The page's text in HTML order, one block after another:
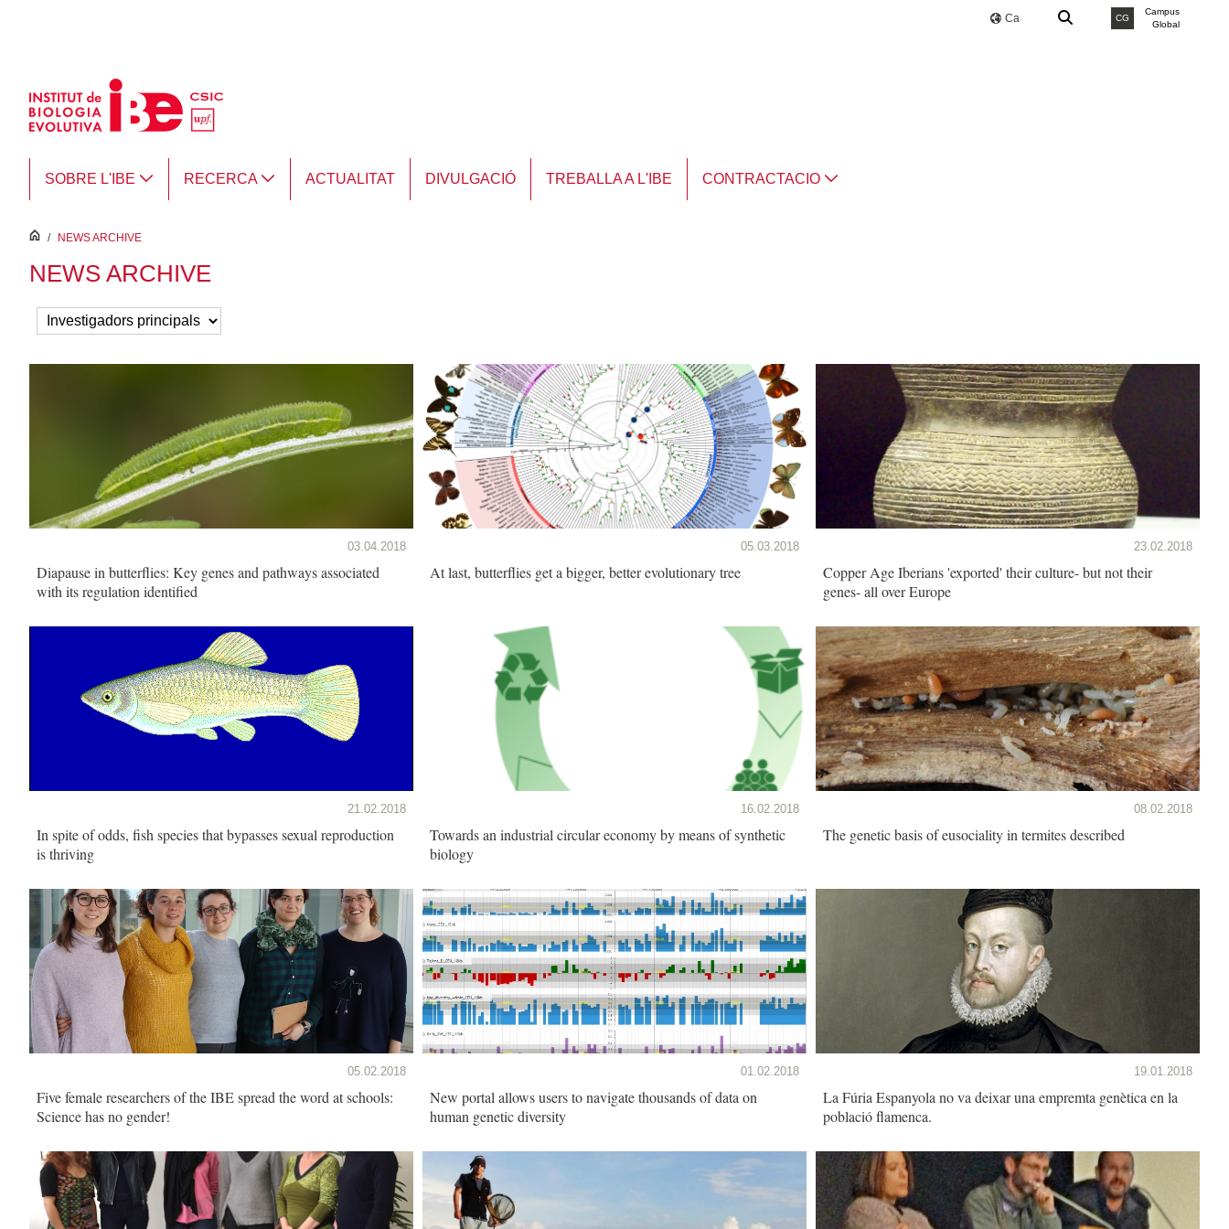
Ca CG
Campus
Global
SOBRE L'IBE RECERCA ACTUALITAT DIVULGACIÓ TREBALLA A L'IBE CONTRACTACIO
inici
/ NEWS ARCHIVE
NEWS ARCHIVE
03.04.2018
Diapause in butterflies: Key genes and pathways associated
with its regulation identified
05.03.2018
At last, butterflies get a bigger, better evolutionary tree
23.02.2018
Copper Age Iberians 'exported' their culture- but not their
genes- all over Europe
21.02.2018
In spite of odds, fish species that bypasses sexual reproduction
is thriving
16.02.2018
Towards an industrial circular economy by means of synthetic
biology
08.02.2018
The genetic basis of eusociality in termites described
05.02.2018
Five female researchers of the IBE spread the word at schools:
Science has no gender!
01.02.2018
New portal allows users to navigate thousands of data on
human genetic diversity
19.01.2018
La Fúria Espanyola no va deixar una empremta genètica en la
població flamenca.